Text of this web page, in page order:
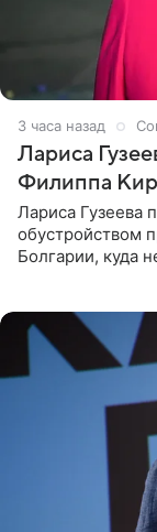
3 часа назад
Лариса
Филиппа
Лариса Гузеева
обустройством
Болгарии, куда